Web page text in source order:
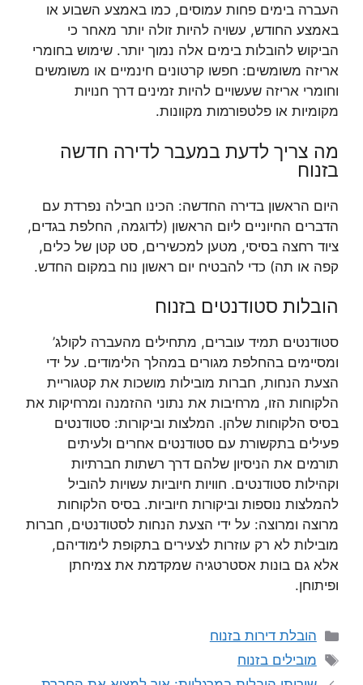
העברה בימים פחות עמוסים, כמו באמצע השבוע או
באמצע החודש, עשויה להיות זולה יותר מאחר כי
הביקוש להובלות בימים אלה נמוך יותר. שימוש בחומרי
אריזה משומשים: חפשו קרטונים חינמיים או משומשים
וחומרי אריזה שעשויים להיות זמינים דרך חנויות
מקומיות או פלטפורמות מקוונות.
מה צריך לדעת במעבר לדירה חדשה
בזנוח
היום הראשון בדירה החדשה: הכינו חבילה נפרדת עם
הדברים החיוניים ליום הראשון (לדוגמה, החלפת בגדים,
ציוד רחצה בסיסי, מטען למכשירים, סט קטן של כלים,
קפה או תה) כדי להבטיח יום ראשון נוח במקום החדש.
הובלות סטודנטים בזנוח
סטודנטים תמיד עוברים, מתחילים מהעברה לקולג’
ומסיימים בהחלפת מגורים במהלך הלימודים. על ידי
הצעת הנחות, חברות מובילות מושכות את קטגוריית
הלקוחות הזו, מרחיבות את נתוני ההזמנה ומרחיקות את
בסיס הלקוחות שלהן. המלצות וביקורות: סטודנטים
פעילים בתקשורת עם סטודנטים אחרים ולעיתים
תורמים את הניסיון שלהם דרך רשתות חברתיות
וקהילות סטודנטים. חוויות חיוביות עשויות להוביל
להמלצות נוספות וביקורות חיוביות. בסיס הלקוחות
מרוצה ומרוצה: על ידי הצעת הנחות לסטודנטים, חברות
מובילות לא רק עוזרות לצעירים בתקופת לימודיהם,
אלא גם בונות אסטרטגיה שמקדמת את צמיחתן
ופיתוחן.
קטגוריות
הובלת דירות בזנוח
תגיות
מובילים בזנוח